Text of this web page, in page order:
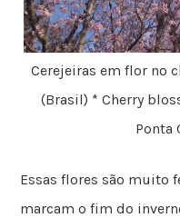
Cerejeiras em flor no
(Brasil) * Cherry
Ponta
Essas flores são muito
marcam o fim do